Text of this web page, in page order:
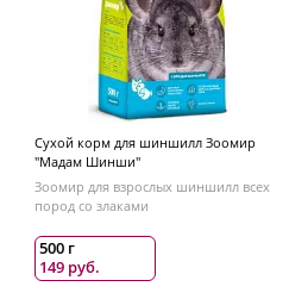
Сухой корм для шиншилл Зоомир
"Мадам Шинши"
Зоомир для взрослых шиншилл всех
пород со злаками
500 г
149 руб.